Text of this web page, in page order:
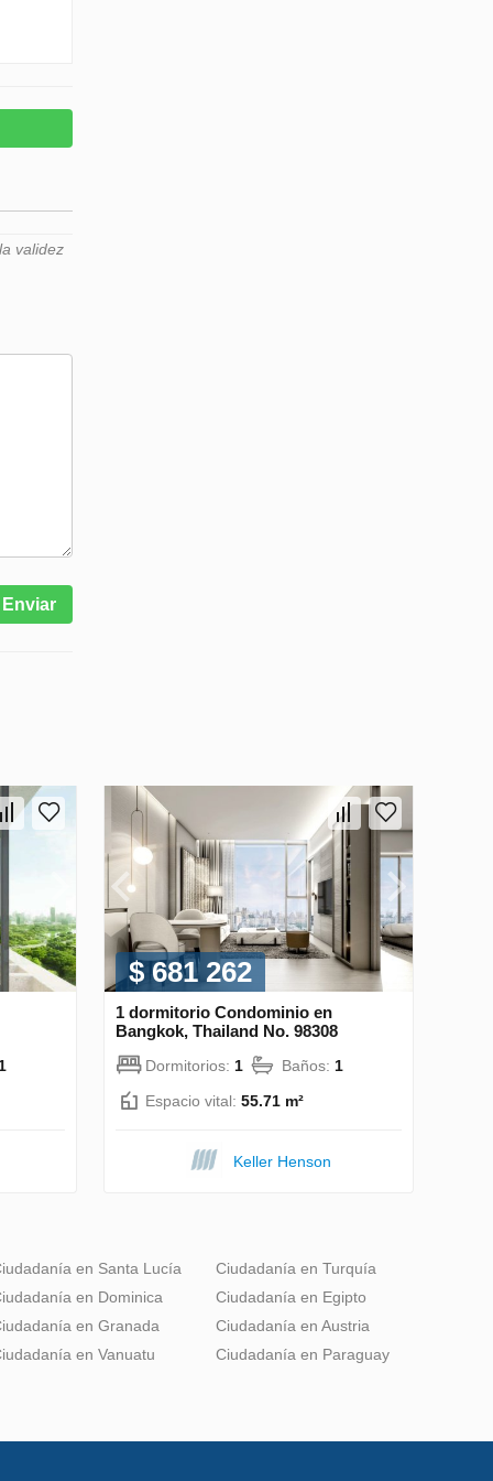
validez
Enviar
$ 681 262
1 dormitorio Condominio en
Bangkok, Thailand No. 98308
Dormitorios: 1 Baños: 1
Espacio vital: 55.71 m²
Keller Henson
en Santa Lucía
en Dominica
en Granada
en Vanuatu
Ciudadanía en Turquía
Ciudadanía en Egipto
Ciudadanía en Austria
Ciudadanía en Paraguay